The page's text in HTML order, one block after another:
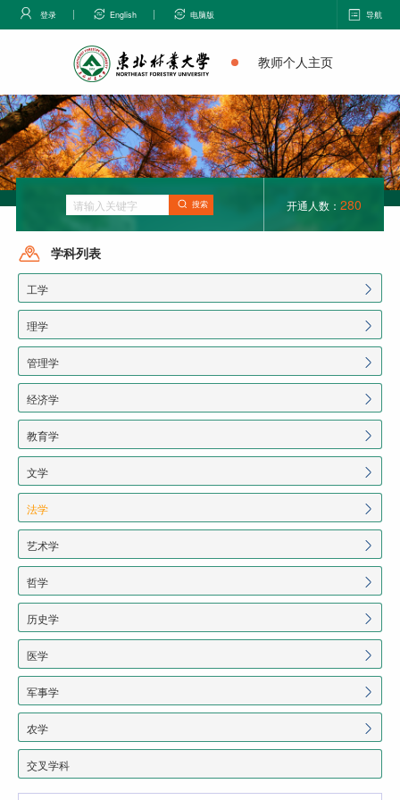
登录 English 电脑版 导航
教师个人主页
搜索 开通人数： 280
学科列表
工学
理学
管理学
经济学
教育学
文学
法学
艺术学
哲学
历史学
医学
军事学
农学
交叉学科